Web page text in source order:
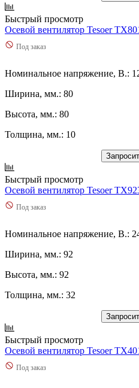
Быстрый просмотр
Осевой вентилятор Tesoer
Под заказ
Номинальное напряжение, В.:
Ширина, мм.: 80
Высота, мм.: 80
Толщина, мм.: 10
Быстрый просмотр
Осевой вентилятор Tesoer
Под заказ
Номинальное напряжение, В.:
Ширина, мм.: 92
Высота, мм.: 92
Толщина, мм.: 32
Быстрый просмотр
Осевой вентилятор Tesoer
Под заказ